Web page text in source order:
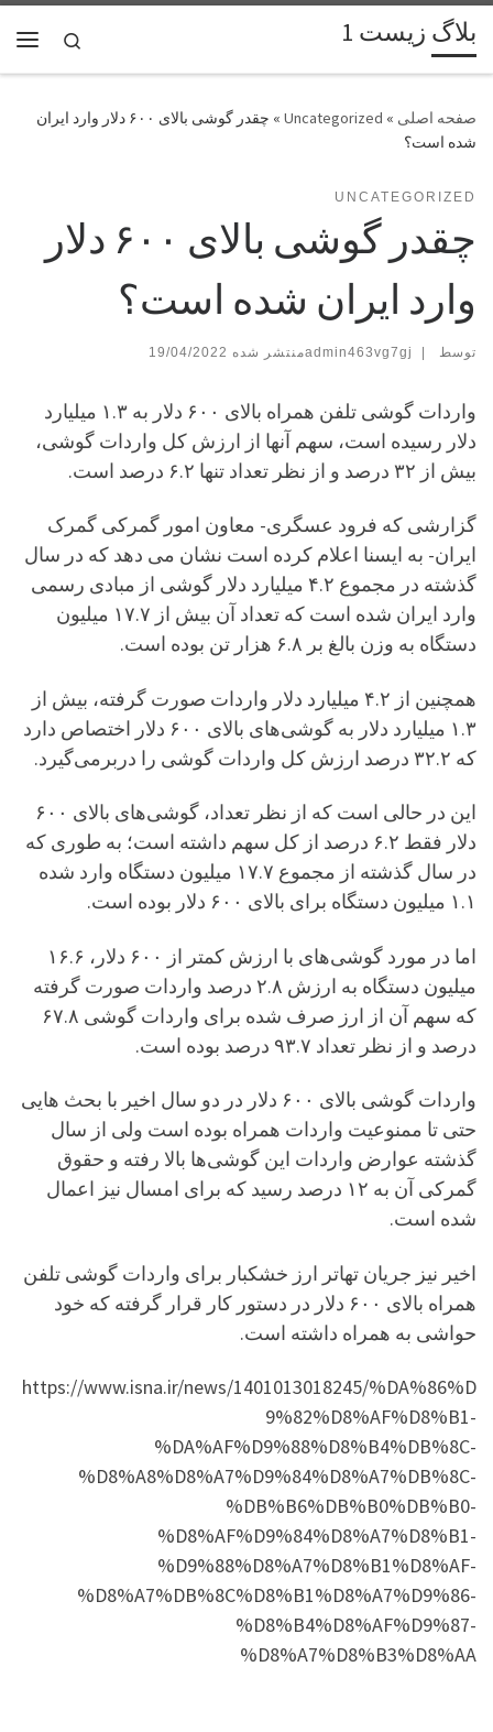
پرش به محتوا بلاگ زیست 1
Search
»
Uncategorized
»
چقدر گوشی بالای ۶۰۰ دلار وارد ایران
شده است؟
UNCATEGORIZED
چقدر گوشی بالای ۶۰۰ دلار
وارد ایران شده است؟
توسط admin463vg7gj |
19/04/2022
واردات گوشی تلفن همراه بالای ۶۰۰ دلار به ۱.۳ میلیارد
دلار رسیده است، سهم آنها از ارزش کل واردات گوشی،
بیش از ۳۲ درصد و از نظر تعداد تنها ۶.۲ درصد است.
گزارشی که فرود عسگری- معاون امور گمرکی گمرک
ایران- به ایسنا اعلام کرده است نشان می دهد که در سال
گذشته در مجموع ۴.۲ میلیارد دلار گوشی از مبادی رسمی
وارد ایران شده است که تعداد آن بیش از ۱۷.۷ میلیون
دستگاه به وزن بالغ بر ۶.۸ هزار تن بوده است.
همچنین از ۴.۲ میلیارد دلار واردات صورت گرفته، بیش از
۱.۳ میلیارد دلار به گوشی‌های بالای ۶۰۰ دلار اختصاص دارد
که ۳۲.۲ درصد ارزش کل واردات گوشی را دربرمی‌گیرد.
این در حالی است که از نظر تعداد، گوشی‌های بالای ۶۰۰
دلار فقط ۶.۲ درصد از کل سهم داشته است؛ به طوری که
در سال گذشته از مجموع ۱۷.۷ میلیون دستگاه وارد شده
۱.۱ میلیون دستگاه برای بالای ۶۰۰ دلار بوده است.
اما در مورد گوشی‌های با ارزش کمتر از ۶۰۰ دلار، ۱۶.۶
میلیون دستگاه به ارزش ۲.۸ درصد واردات صورت گرفته
که سهم آن از ارز صرف شده برای واردات گوشی ۶۷.۸
درصد و از نظر تعداد ۹۳.۷ درصد بوده است.
واردات گوشی بالای ۶۰۰ دلار در دو سال اخیر با بحث هایی
حتی تا ممنوعیت واردات همراه بوده است ولی از سال
گذشته عوارض واردات این گوشی‌ها بالا رفته و حقوق
گمرکی آن به ۱۲ درصد رسید که برای امسال نیز اعمال
شده است.
اخیر نیز جریان تهاتر ارز خشکبار برای واردات گوشی تلفن
همراه بالای ۶۰۰ دلار در دستور کار قرار گرفته که خود
حواشی به همراه داشته است.
https://www.isna.ir/news/1401013018245/%DA%86%D
9%82%D8%AF%D8%B1-
%DA%AF%D9%88%D8%B4%DB%8C-
%D8%A8%D8%A7%D9%84%D8%A7%DB%8C-
%DB%B6%DB%B0%DB%B0-
%D8%AF%D9%84%D8%A7%D8%B1-
%D9%88%D8%A7%D8%B1%D8%AF-
%D8%A7%DB%8C%D8%B1%D8%A7%D9%86-
%D8%B4%D8%AF%D9%87-
%D8%A7%D8%B3%D8%AA